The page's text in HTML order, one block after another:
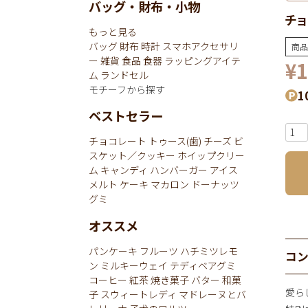
チ
商
¥
コ
愛ら
バッグ・財布・小物
もっと見る
バッグ 財布 時計 スマホアクセサリ
ー 雑貨 食品 食器 ラッピングアイテ
ム ランドセル
モチーフから探す
ベストセラー
チョコレート トゥース(歯) チーズ ビ
スケット／クッキー ホイップクリー
ム キャンディ ハンバーガー アイス
メルト ケーキ マカロン ドーナッツ
グミ
オススメ
パンケーキ フルーツ ハチミツレモ
ン ミルキーウェイ テディベアグミ
コーヒー 紅茶焼き菓子 バター 和菓
子 スウィートレディ マドレーヌとバ